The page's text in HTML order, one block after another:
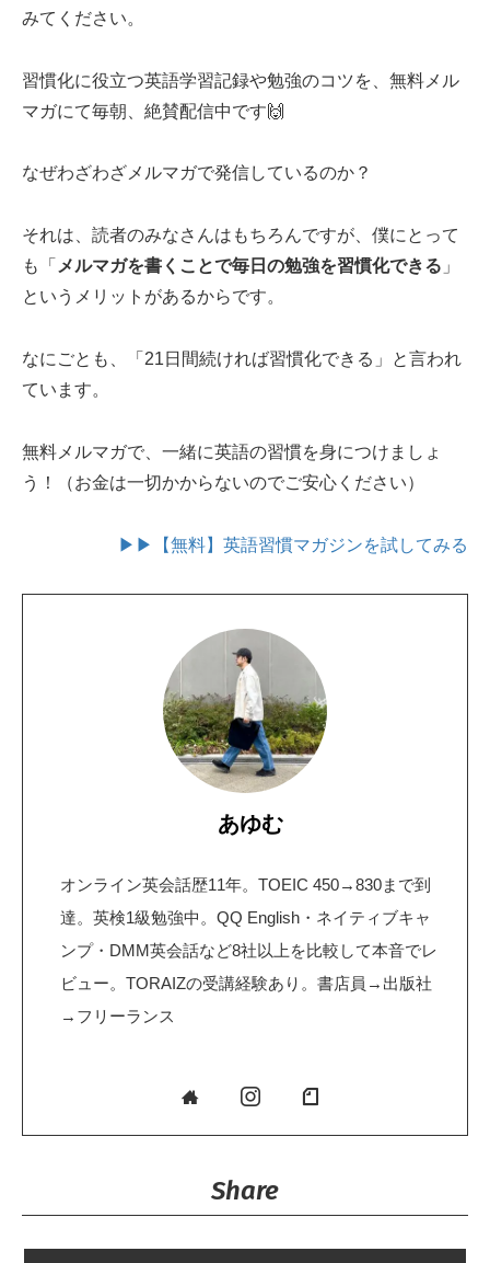
みてください。
習慣化に役立つ英語学習記録や勉強のコツを、無料メル
マガにて毎朝、絶賛配信中です🙌
なぜわざわざメルマガで発信しているのか？
それは、読者のみなさんはもちろんですが、僕にとって
も「 メルマガを書くことで毎日の勉強を習慣化できる 」
というメリットがあるからです。
なにごとも、「21日間続ければ習慣化できる」と言われ
ています。
無料メルマガで、一緒に英語の習慣を身につけましょ
う！（お金は一切かからないのでご安心ください）
▶▶【無料】英語習慣マガジンを試してみる
あゆむ
オンライン英会話歴11年。TOEIC 450→830まで到
達。英検1級勉強中。QQ English・ネイティブキャ
ンプ・DMM英会話など8社以上を比較して本音でレ
ビュー。TORAIZの受講経験あり。書店員→出版社
→フリーランス
Share